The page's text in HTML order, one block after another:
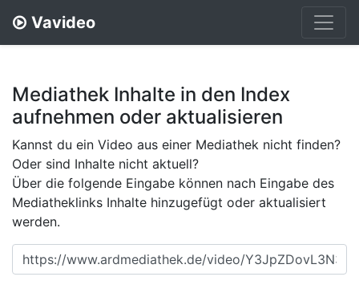
Vavideo
Mediathek Inhalte in den Index
aufnehmen oder aktualisieren
Kannst du ein Video aus einer Mediathek nicht finden?
Oder sind Inhalte nicht aktuell?
Über die folgende Eingabe können nach Eingabe des
Mediatheklinks Inhalte hinzugefügt oder aktualisiert
werden.